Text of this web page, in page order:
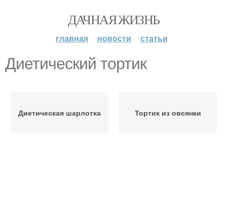
ДАЧНАЯ ЖИЗНЬ
главная новости статьи
Диетический тортик
Диетическая шарлотка Тортик из овсянки